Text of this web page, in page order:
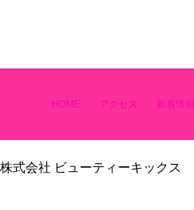
HOME アクセス 新着情報
株式会社 ビューティーキックス